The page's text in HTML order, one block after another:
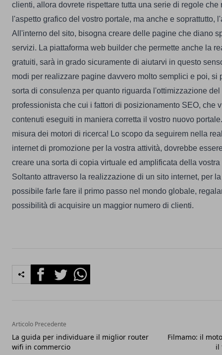
clienti, allora dovrete rispettare tutta una serie di regole che
l'aspetto grafico del vostro portale, ma anche e soprattutto,
All'interno del sito, bisogna creare delle pagine che diano
servizi. La piattaforma web builder che permette anche la
gratuiti, sarà in grado sicuramente di aiutarvi in questo
modi per realizzare pagine davvero molto semplici e poi, si
sorta di consulenza per quanto riguarda l'ottimizzazione
professionista che cui i fattori di posizionamento SEO, che
contenuti eseguiti in maniera corretta il vostro nuovo
misura dei motori di ricerca! Lo scopo da seguirem nella
internet di promozione per la vostra attività, dovrebbe
creare una sorta di copia virtuale ed amplificata della
Soltanto attraverso la realizzazione di un sito internet, per
possibile farle fare il primo passo nel mondo globale,
possibilità di acquisire un maggior numero di clienti.
FacebookTwitterWhatsapp
Articolo Precedente
La guida per individuare il miglior router
wifi in commercio
Filmamo: il
il